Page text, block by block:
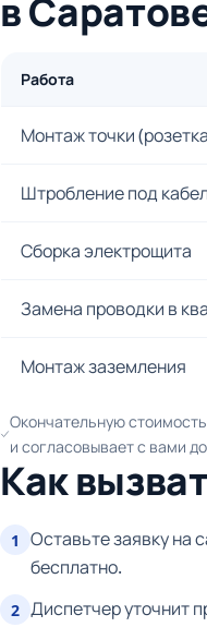
в
Работа
Монтаж точки
Штробление под
Сборка электрощита
Замена проводки в
Монтаж заземления
Окончательную
и согласовывает с вами
Как
1
Оставьте заявку на
бесплатно.
2 Диспетчер уточнит